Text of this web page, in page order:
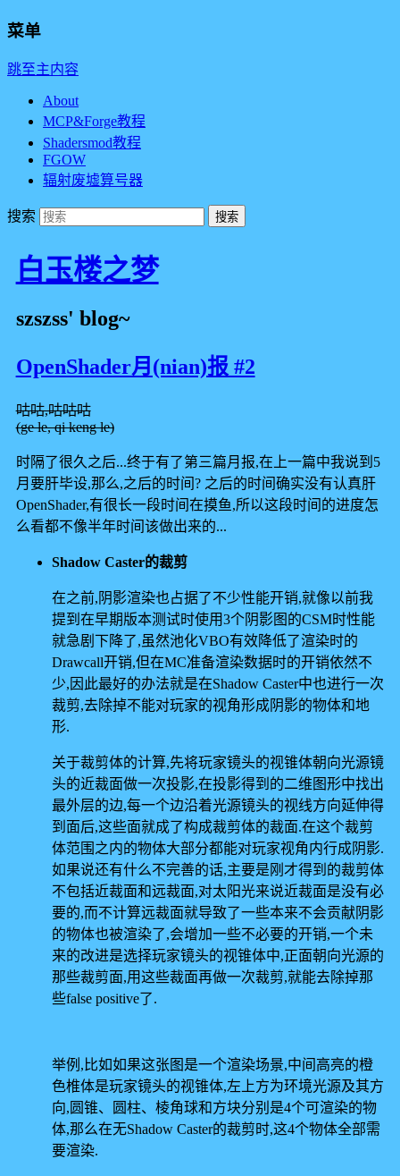
菜单
跳至主内容
About
MCP&Forge教程
Shadersmod教程
FGOW
辐射废墟算号器
搜索
白玉楼之梦
szszss' blog~
OpenShader月(nian)报 #2
咕咕,咕咕咕
(ge le, qi keng le)
时隔了很久之后...终于有了第三篇月报,在上一篇中我说到5
月要肝毕设,那么,之后的时间? 之后的时间确实没有认真肝
OpenShader,有很长一段时间在摸鱼,所以这段时间的进度怎
么看都不像半年时间该做出来的...
Shadow Caster的裁剪
在之前,阴影渲染也占据了不少性能开销,就像以前我
提到在早期版本测试时使用3个阴影图的CSM时性能
就急剧下降了,虽然池化VBO有效降低了渲染时的
Drawcall开销,但在MC准备渲染数据时的开销依然不
少,因此最好的办法就是在Shadow Caster中也进行一次
裁剪,去除掉不能对玩家的视角形成阴影的物体和地
形.
关于裁剪体的计算,先将玩家镜头的视锥体朝向光源镜
头的近裁面做一次投影,在投影得到的二维图形中找出
最外层的边,每一个边沿着光源镜头的视线方向延伸得
到面后,这些面就成了构成裁剪体的裁面.在这个裁剪
体范围之内的物体大部分都能对玩家视角内行成阴影.
如果说还有什么不完善的话,主要是刚才得到的裁剪体
不包括近裁面和远裁面,对太阳光来说近裁面是没有必
要的,而不计算远裁面就导致了一些本来不会贡献阴影
的物体也被渲染了,会增加一些不必要的开销,一个未
来的改进是选择玩家镜头的视锥体中,正面朝向光源的
那些裁剪面,用这些裁面再做一次裁剪,就能去除掉那
些false positive了.
举例,比如如果这张图是一个渲染场景,中间高亮的橙
色椎体是玩家镜头的视锥体,左上方为环境光源及其方
向,圆锥、圆柱、棱角球和方块分别是4个可渲染的物
体,那么在无Shadow Caster的裁剪时,这4个物体全部需
要渲染.